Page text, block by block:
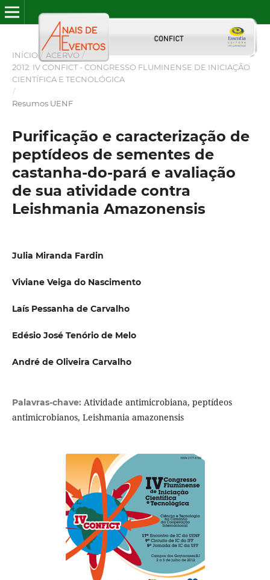
INÍCIO / ACERVO /
2012: IV CONFICT - CONGRESSO FLUMINENSE DE INICIAÇÃO
CIENTÍFICA E TECNOLÓGICA
/
Resumos UENF
Purificação e caracterização de
peptídeos de sementes de
castanha-do-pará e avaliação
de sua atividade contra
Leishmania Amazonensis
Julia Miranda Fardin
Viviane Veiga do Nascimento
Laís Pessanha de Carvalho
Edésio José Tenório de Melo
André de Oliveira Carvalho
Palavras-chave: Atividade antimicrobiana, peptídeos
antimicrobianos, Leishmania amazonensis